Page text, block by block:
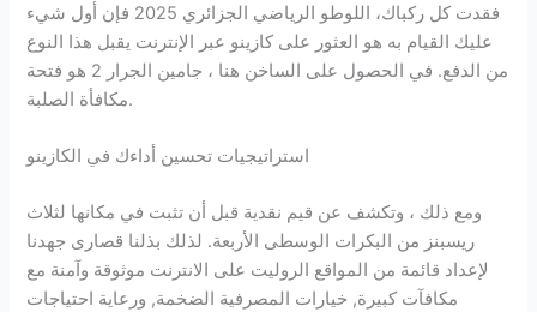
فقدت كل ركباك، اللوطو الرياضي الجزائري 2025 فإن أول شيء
عليك القيام به هو العثور على كازينو عبر الإنترنت يقبل هذا النوع
من الدفع. في الحصول على الساخن هنا ، جامين الجرار 2 هو فتحة
مكافأة الصلبة.
استراتيجيات تحسين أداءك في الكازينو
ومع ذلك ، وتكشف عن قيم نقدية قبل أن تثبت في مكانها لثلاث
ريسبنز من البكرات الوسطى الأربعة. لذلك بذلنا قصارى جهدنا
لإعداد قائمة من المواقع الروليت على الانترنت موثوقة وآمنة مع
مكافآت كبيرة, خيارات المصرفية الضخمة, ورعاية احتياجات